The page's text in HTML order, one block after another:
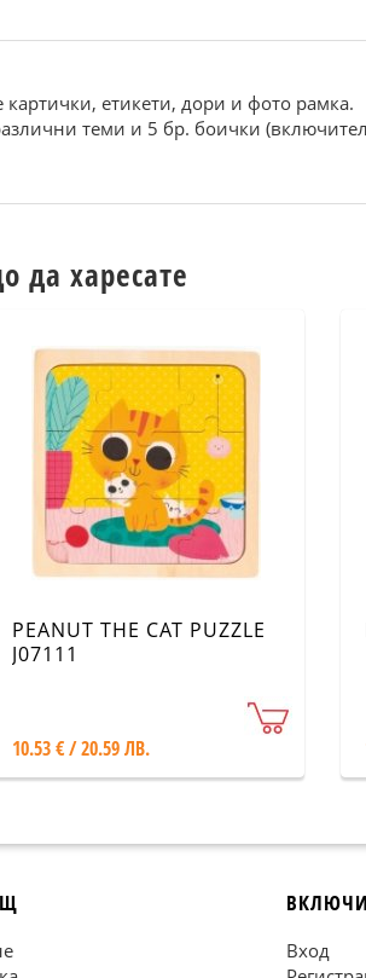
етикети, дори и фото рамка.
теми и 5 бр. боички
да харесате
PEANUT THE CAT PUZZLE
J07111
10.53 € / 20.59 ЛВ.
Вход